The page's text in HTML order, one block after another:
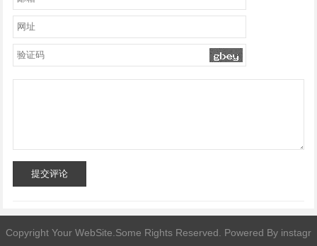
提交评论
Copyright Your WebSite.Some Rights Reserved. Powered By instagr